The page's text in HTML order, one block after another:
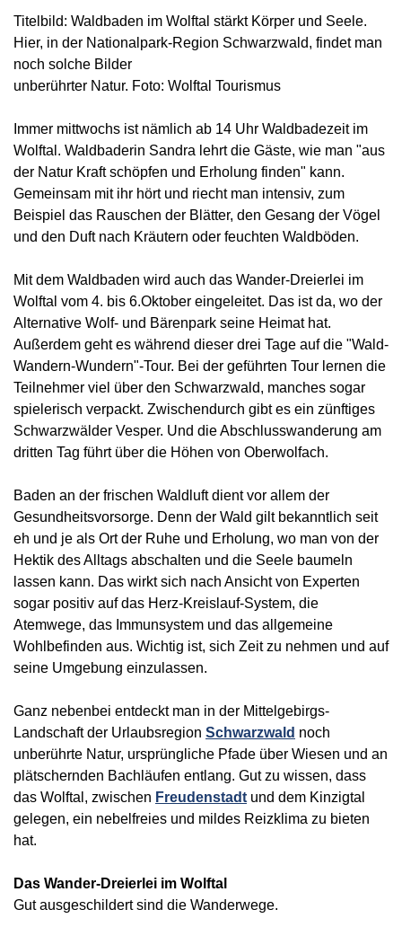
Titelbild: Waldbaden im Wolftal stärkt Körper und Seele.
Hier, in der Nationalpark-Region Schwarzwald, findet man
noch solche Bilder
unberührter Natur. Foto: Wolftal Tourismus
Immer mittwochs ist nämlich ab 14 Uhr Waldbadezeit im
Wolftal. Waldbaderin Sandra lehrt die Gäste, wie man "aus
der Natur Kraft schöpfen und Erholung finden" kann.
Gemeinsam mit ihr hört und riecht man intensiv, zum
Beispiel das Rauschen der Blätter, den Gesang der Vögel
und den Duft nach Kräutern oder feuchten Waldböden.
Mit dem Waldbaden wird auch das Wander-Dreierlei im
Wolftal vom 4. bis 6.Oktober eingeleitet. Das ist da, wo der
Alternative Wolf- und Bärenpark seine Heimat hat.
Außerdem geht es während dieser drei Tage auf die "Wald-
Wandern-Wundern"-Tour. Bei der geführten Tour lernen die
Teilnehmer viel über den Schwarzwald, manches sogar
spielerisch verpackt. Zwischendurch gibt es ein zünftiges
Schwarzwälder Vesper. Und die Abschlusswanderung am
dritten Tag führt über die Höhen von Oberwolfach.
Baden an der frischen Waldluft dient vor allem der
Gesundheitsvorsorge. Denn der Wald gilt bekanntlich seit
eh und je als Ort der Ruhe und Erholung, wo man von der
Hektik des Alltags abschalten und die Seele baumeln
lassen kann. Das wirkt sich nach Ansicht von Experten
sogar positiv auf das Herz-Kreislauf-System, die
Atemwege, das Immunsystem und das allgemeine
Wohlbefinden aus. Wichtig ist, sich Zeit zu nehmen und auf
seine Umgebung einzulassen.
Ganz nebenbei entdeckt man in der Mittelgebirgs-
Landschaft der Urlaubsregion Schwarzwald noch
unberührte Natur, ursprüngliche Pfade über Wiesen und an
plätschernden Bachläufen entlang. Gut zu wissen, dass
das Wolftal, zwischen Freudenstadt und dem Kinzigtal
gelegen, ein nebelfreies und mildes Reizklima zu bieten
hat.
Das Wander-Dreierlei im Wolftal
Gut ausgeschildert sind die Wanderwege.